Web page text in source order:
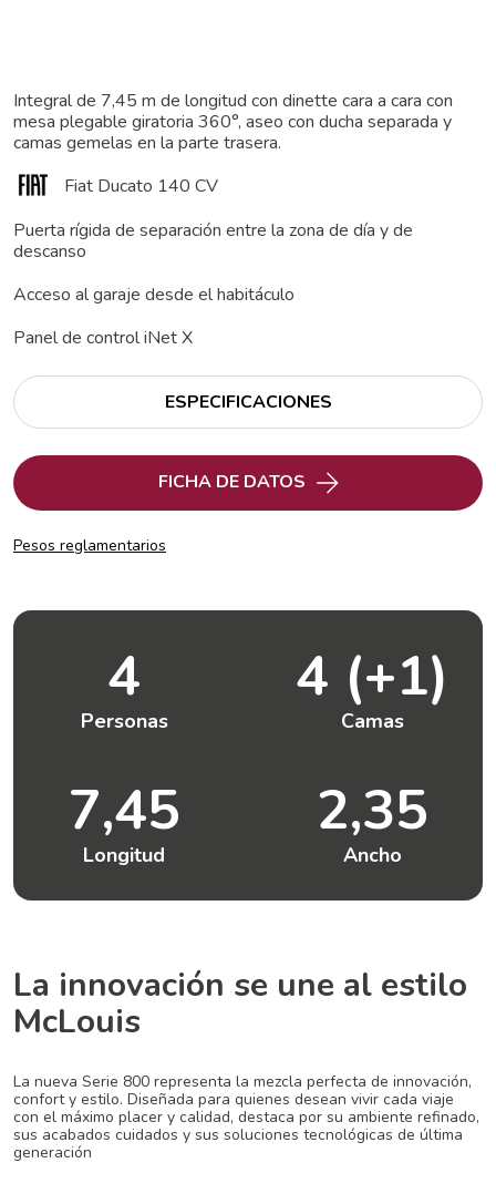
Integral de 7,45 m de longitud con dinette cara a cara con
mesa plegable giratoria 360°, aseo con ducha separada y
camas gemelas en la parte trasera.
Fiat Ducato 140 CV
Puerta rígida de separación entre la zona de día y de
descanso
Acceso al garaje desde el habitáculo
Panel de control iNet X
ESPECIFICACIONES
FICHA DE DATOS
Pesos reglamentarios
4
Personas
4 (+1)
Camas
7,45
Longitud
2,35
Ancho
La innovación se une al estilo
McLouis
La nueva Serie 800 representa la mezcla perfecta de innovación,
confort y estilo. Diseñada para quienes desean vivir cada viaje
con el máximo placer y calidad, destaca por su ambiente refinado,
sus acabados cuidados y sus soluciones tecnológicas de última
generación